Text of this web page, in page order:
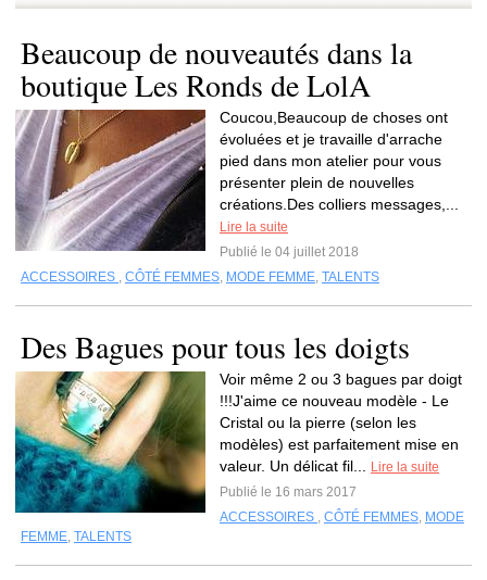
Beaucoup de nouveautés dans la
boutique Les Ronds de LolA
Coucou,Beaucoup de choses ont
évoluées et je travaille d'arrache
pied dans mon atelier pour vous
présenter plein de nouvelles
créations.Des colliers messages,...
Lire la suite
Publié le 04 juillet 2018
ACCESSOIRES , CÔTÉ FEMMES, MODE FEMME, TALENTS
Des Bagues pour tous les doigts
Voir même 2 ou 3 bagues par doigt
!!!J'aime ce nouveau modèle - Le
Cristal ou la pierre (selon les
modèles) est parfaitement mise en
valeur. Un délicat fil...
Lire la suite
Publié le 16 mars 2017
ACCESSOIRES , CÔTÉ FEMMES, MODE
FEMME, TALENTS